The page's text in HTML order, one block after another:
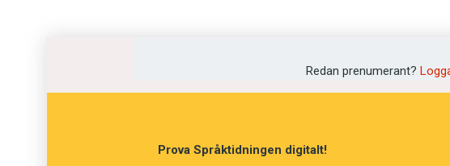
besläktat warpio, ’höjdsträckning, ås’. Namnet skulle
tudelning genom åsgenombrottet vid Torslunda. För
Redan prenumerant?
Prova Språktidningen digitalt!